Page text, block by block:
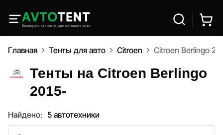
Главная Тенты для авто Citroen Citroen Berlingo
Тенты на Citroen Berlingo
2015-
Найдено: 5 автотехники
Сортировка